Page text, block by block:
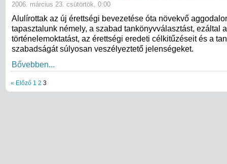
2006. március 23. csütörtök, 0:00
Alulírottak az új érettségi bevezetése óta növekvő
tapasztalunk némely, a szabad tankönyvválasztást, ezáltal a
történelemoktatást, az érettségi eredeti célkitűzéseit és a
szabadságát súlyosan veszélyeztető jelenségeket.
Bővebben...
« Előző 1 2 3